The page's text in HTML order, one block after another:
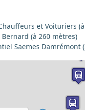
et Voituriers
(à 260 mètres)
Saemes Damrémont